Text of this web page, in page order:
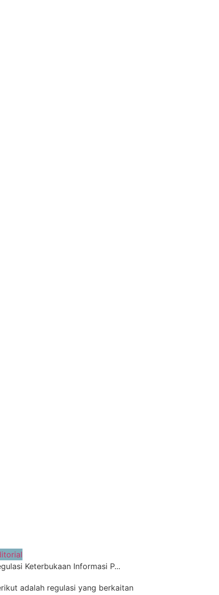
Keterbukaan Informasi P...
adalah regulasi yang berkaitan